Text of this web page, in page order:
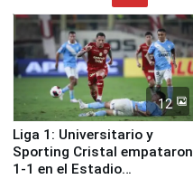
12
Liga 1: Universitario y
Sporting Cristal empataron
1-1 en el Estadio